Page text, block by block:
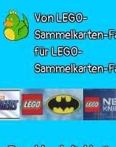
Von LEGO-
Sammelkarten-
für LEGO-
Sammelkarten-